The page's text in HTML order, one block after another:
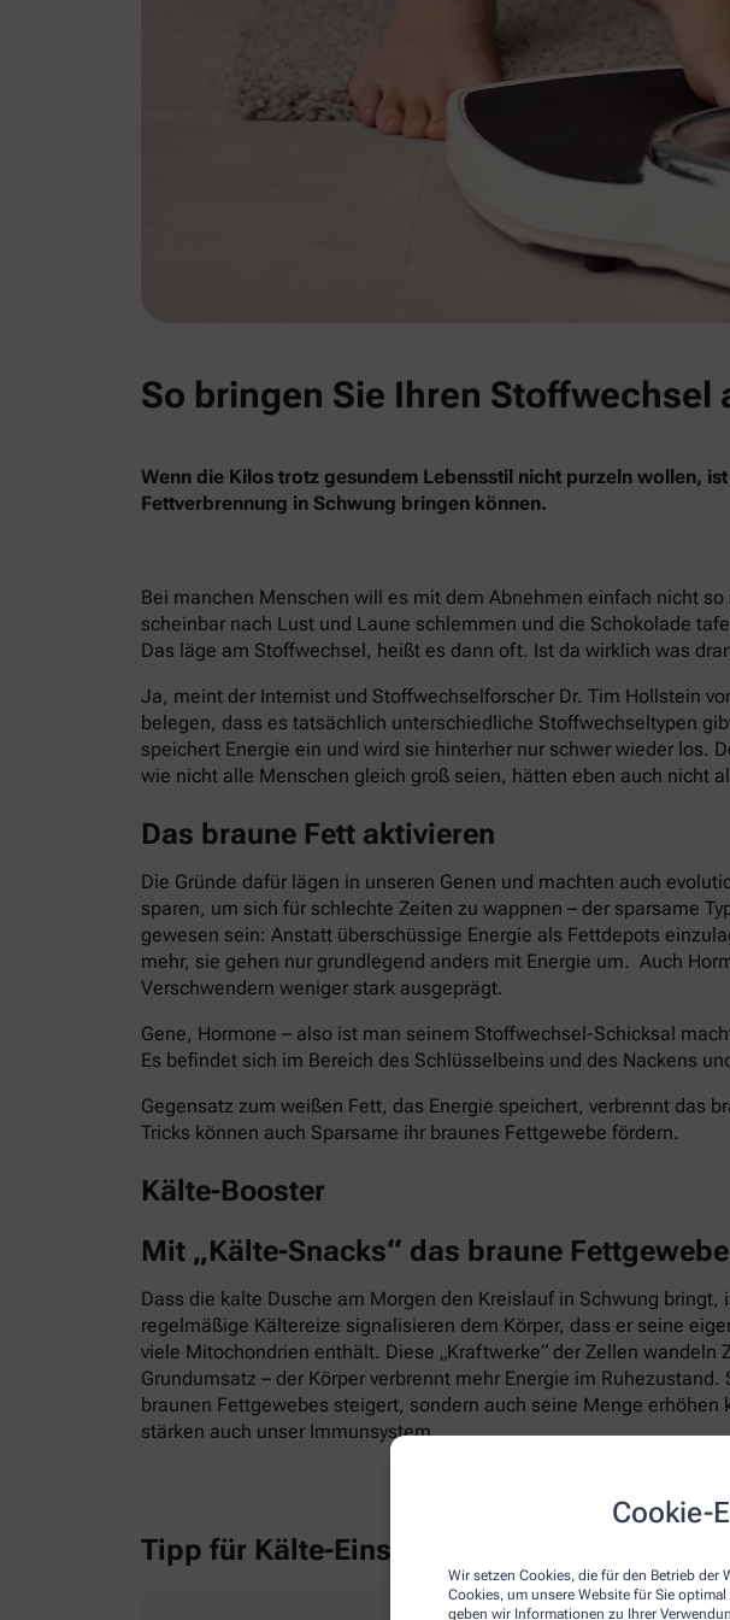
Cookie-
Wir setzen Cookies, die für den Betrieb
Cookies, um unsere Website für Sie
geben wir Informationen zu Ihrer
So bringen Sie Ihren Stoffwechsel
Wenn die Kilos trotz gesundem Lebensstil nicht purzeln wollen,
Fettverbrennung in Schwung bringen können.
Bei manchen Menschen will es mit dem Abnehmen einfach nicht
scheinbar nach Lust und Laune schlemmen und die Schokolade
Das läge am Stoffwechsel, heißt es dann oft. Ist da wirklich was
Ja, meint der Internist und Stoffwechselforscher Dr. Tim Hollstein
belegen, dass es tatsächlich unterschiedliche Stoffwechseltypen
speichert Energie ein und wird sie hinterher nur schwer wieder los.
wie nicht alle Menschen gleich groß seien, hätten eben auch nicht
Das braune Fett aktivieren
Die Gründe dafür lägen in unseren Genen und machten auch
sparen, um sich für schlechte Zeiten zu wappnen – der sparsame
gewesen sein: Anstatt überschüssige Energie als Fettdepots
mehr, sie gehen nur grundlegend anders mit Energie um. Auch
Verschwendern weniger stark ausgeprägt.
Gene, Hormone – also ist man seinem Stoffwechsel-Schicksal
Es befindet sich im Bereich des Schlüsselbeins und des Nackens
Gegensatz zum weißen Fett, das Energie speichert, verbrennt das
Tricks können auch Sparsame ihr braunes Fettgewebe fördern.
Kälte-Booster
Mit „Kälte-Snacks“ das braune
Dass die kalte Dusche am Morgen den Kreislauf in Schwung
regelmäßige Kältereize signalisieren dem Körper, dass er seine
viele Mitochondrien enthält. Diese „Kraftwerke“ der Zellen
Grundumsatz – der Körper verbrennt mehr Energie im
braunen Fettgewebes steigert, sondern auch seine Menge
stärken auch unser Immunsystem.
Tipp für Kälte-Einsteiger